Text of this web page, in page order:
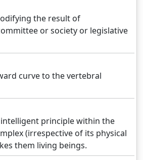
the result of
or society or legislative
curve to the vertebral
principle within the
(irrespective of its physical
them living beings.